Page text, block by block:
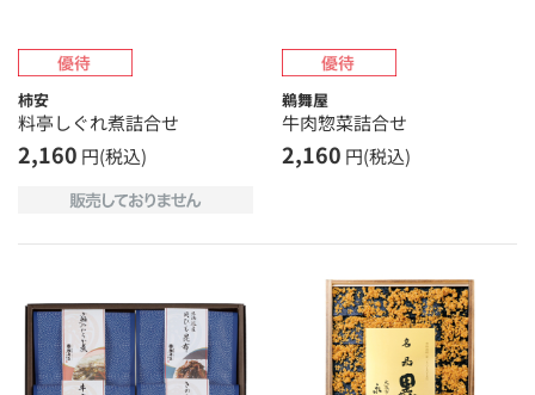
柿安
料亭しぐれ煮詰合せ
2,160 円(税込)
鵜舞屋
牛肉惣菜詰合せ
2,160 円(税込)